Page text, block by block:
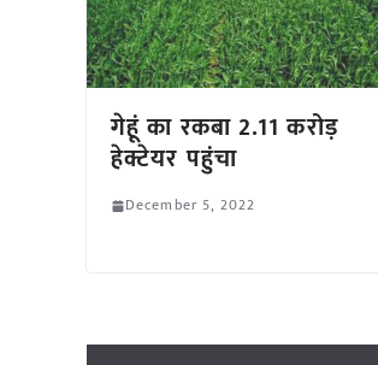
गेहूं का रकबा 2.11 करोड़
हेक्टेयर पहुंचा
December 5, 2022